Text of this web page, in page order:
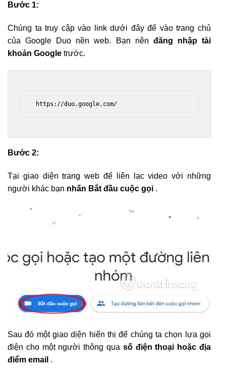
Bước 1:
Chúng ta truy cập vào link dưới đây để vào trang chủ
của Google Duo nền web. Bạn nên đăng nhập tài
khoản Google trước.
https://duo.google.com/
Bước 2:
Tại giao diện trang web để liên lạc video với những
người khác bạn nhấn Bắt đầu cuộc gọi .
Sau đó một giao diện hiển thị để chúng ta chọn lựa gọi
điện cho một người thông qua số điện thoại hoặc địa
điểm email .